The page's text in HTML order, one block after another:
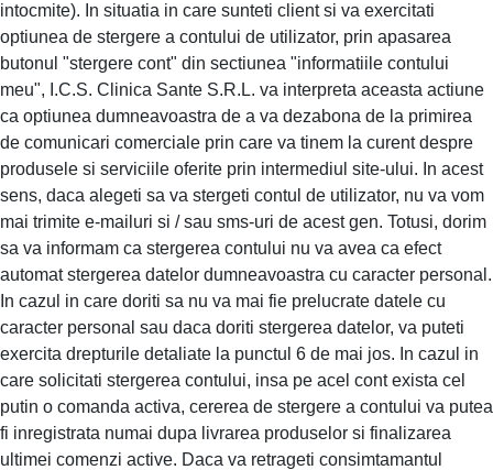
intocmite). In situatia in care sunteti client si va exercitati
optiunea de stergere a contului de utilizator, prin apasarea
butonul "stergere cont" din sectiunea "informatiile contului
meu", I.C.S. Clinica Sante S.R.L. va interpreta aceasta actiune
ca optiunea dumneavoastra de a va dezabona de la primirea
de comunicari comerciale prin care va tinem la curent despre
produsele si serviciile oferite prin intermediul site-ului. In acest
sens, daca alegeti sa va stergeti contul de utilizator, nu va vom
mai trimite e-mailuri si / sau sms-uri de acest gen. Totusi, dorim
sa va informam ca stergerea contului nu va avea ca efect
automat stergerea datelor dumneavoastra cu caracter personal.
In cazul in care doriti sa nu va mai fie prelucrate datele cu
caracter personal sau daca doriti stergerea datelor, va puteti
exercita drepturile detaliate la punctul 6 de mai jos. In cazul in
care solicitati stergerea contului, insa pe acel cont exista cel
putin o comanda activa, cererea de stergere a contului va putea
fi inregistrata numai dupa livrarea produselor si finalizarea
ultimei comenzi active. Daca va retrageti consimtamantul